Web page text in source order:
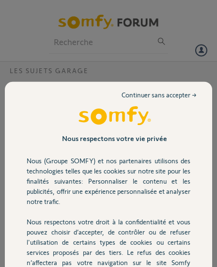
Volet
Sécurité
Domotique
Chauffage
Autres produits
LES SUJETS GARAGE
Pièce rechange pour ferme portail GDS 25 ?
qui peut me dire si on trouve encore un arrêt de course qui est cassé
pour ce ferme portail SOMFY et si on peu retrouver l'éclaté de cet
il y a plus de 9 ans
Participer au fil de discussion
Bonjour,
DGS 25 introuvable! pourriez vous faire des photos de votre
motorisation et de la plaque signalétique.
Nous respectons votre vie privée
Nous (Groupe SOMFY) et nos partenaires utilisons des
technologies telles que les cookies sur notre site pour les
finalités suivantes: Personnaliser le contenu et les
publicités, offrir une expérience personnalisée et analyser
notre trafic.
Nous respectons votre droit à la confidentialité et vous
pouvez choisir d’accepter, de contrôler ou de refuser
l'utilisation de certains types de cookies ou certains
services proposés par des tiers. Le refus des cookies
n’affectera pas votre navigation sur le site Somfy
Continuer sans accepter →